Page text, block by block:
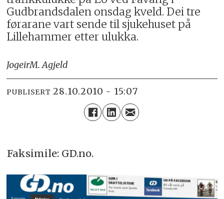
Gudbrandsdalen onsdag kveld. Dei tre
førarane vart sende til sjukehuset på
Lillehammer etter ulukka.
JogeirM. Agjeld
PUBLISERT 28.10.2010 - 15:07
Faksimile: GD.no.